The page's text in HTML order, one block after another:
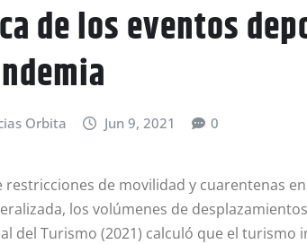
de los eventos
Orbita Jun 9, 2021 0
restricciones de movilidad y cuarentenas
los volúmenes de
del Turismo (2021) calculó que el turismo